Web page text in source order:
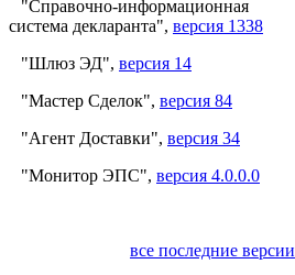
"Справочно-информационная
система декларанта", версия 1338
"Шлюз ЭД", версия 14
"Мастер Сделок", версия 84
"Агент Доставки", версия 34
"Монитор ЭПС", версия 4.0.0.0
все последние версии